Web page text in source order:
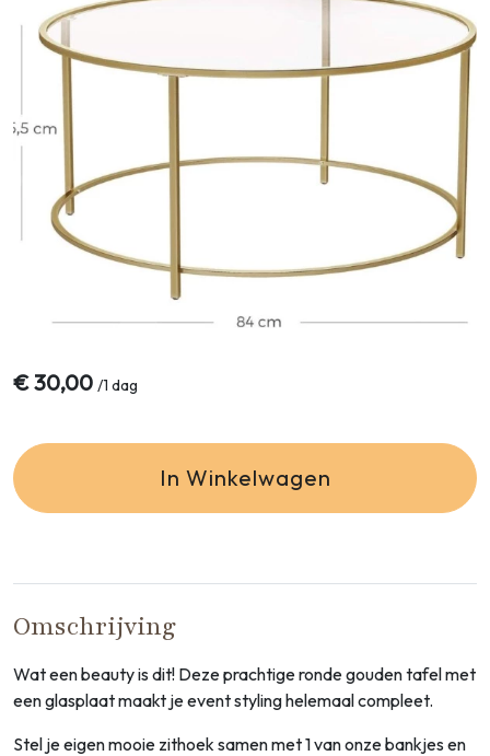
€30,00 /1 dag
In Winkelwagen
Omschrijving
Wat een beauty is dit! Deze prachtige ronde gouden tafel met
een glasplaat maakt je event styling helemaal compleet.
Stel je eigen mooie zithoek samen met 1 van onze bankjes en